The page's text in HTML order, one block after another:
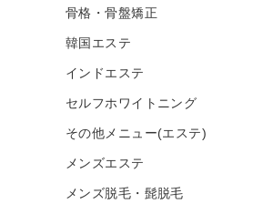
骨格・骨盤矯正
韓国エステ
インドエステ
セルフホワイトニング
その他メニュー(エステ)
メンズエステ
メンズ脱毛・髭脱毛